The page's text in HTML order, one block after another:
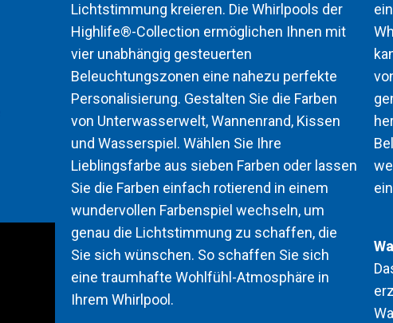
Lichtstimmung kreieren. Die Whirlpools der
Highlife®-Collection ermöglichen Ihnen mit
vier unabhängig gesteuerten
Beleuchtungszonen eine nahezu perfekte
Personalisierung. Gestalten Sie die Farben
von Unterwasserwelt, Wannenrand, Kissen
und Wasserspiel. Wählen Sie Ihre
Lieblingsfarbe aus sieben Farben oder lassen
Sie die Farben einfach rotierend in einem
wundervollen Farbenspiel wechseln, um
genau die Lichtstimmung zu schaffen, die
Sie sich wünschen. So schaffen Sie sich
eine traumhafte Wohlfühl-Atmosphäre in
Ihrem Whirlpool.